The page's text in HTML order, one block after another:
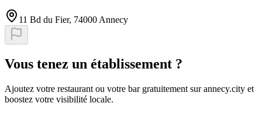
11 Bd du Fier, 74000 Annecy
Vous tenez un établissement ?
Ajoutez votre restaurant ou votre bar gratuitement sur annecy.city et
boostez votre visibilité locale.